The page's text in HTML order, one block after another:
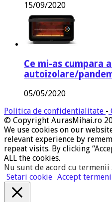
15/09/2020
Ce mi-as cumpara
autoizolare/
05/05/2020
Politica de confidentialitate -
© Copyright AurasMihai.ro
We use cookies on our
relevant experience by
repeat visits. By clicking
ALL the cookies.
Nu sunt de acord cu
Setari cookie Accept